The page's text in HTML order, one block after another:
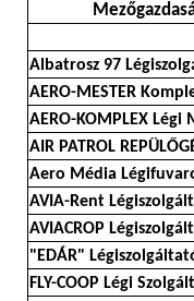
Albatrosz 97
AERO-MESTER
AERO-KOMPLEX
AIR PATROL
Aero Média
AVIA-Rent
AVIACROP
"EDÁR"
FLY-COOP Légi